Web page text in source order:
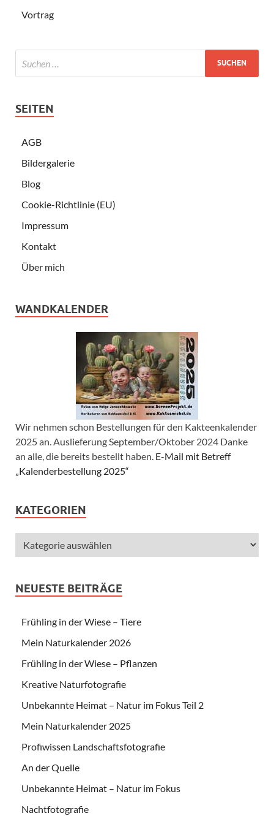
Vortrag
SEITEN
AGB
Bildergalerie
Blog
Cookie-Richtlinie (EU)
Impressum
Kontakt
Über mich
WANDKALENDER
Wir nehmen schon Bestellungen für den Kakteenkalender
2025 an. Auslieferung September/Oktober 2024 Danke
an alle, die bereits bestellt haben. E-Mail mit Betreff
„Kalenderbestellung 2025“
KATEGORIEN
NEUESTE BEITRÄGE
Frühling in der Wiese – Tiere
Mein Naturkalender 2026
Frühling in der Wiese – Pflanzen
Kreative Naturfotografie
Unbekannte Heimat – Natur im Fokus Teil 2
Mein Naturkalender 2025
Profiwissen Landschaftsfotografie
An der Quelle
Unbekannte Heimat – Natur im Fokus
Nachtfotografie